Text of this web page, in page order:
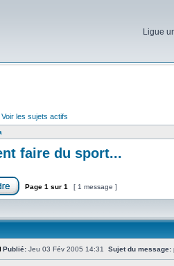
Ligue
Voir les sujets actifs
faire du sport...
Page 1 sur 1 [ 1 message ]
Publié: Jeu 03 Fév 2005 14:31 Sujet du message: